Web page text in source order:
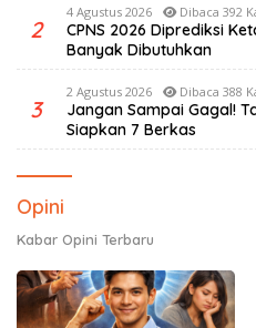
2
4 Agustus 2026 Dibaca 392
CPNS 2026 Diprediksi
Banyak Dibutuhkan
3
2 Agustus 2026 Dibaca 388
Jangan Sampai Gagal!
Siapkan 7 Berkas
Opini
Kabar Opini Terbaru